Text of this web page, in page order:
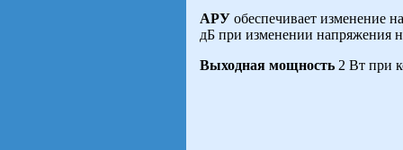
АРУ обеспечивает изменение
дБ при изменении напряжения
Выходная мощность 2 Вт при